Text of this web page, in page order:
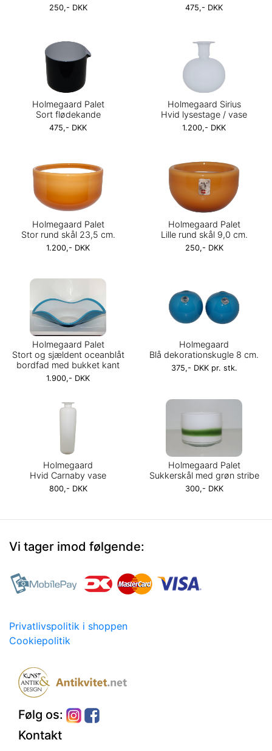
250,- DKK 475,- DKK
Holmegaard Palet
Sort flødekande
475,- DKK
Holmegaard Sirius
Hvid lysestage / vase
1.200,- DKK
Holmegaard Palet
Stor rund skål 23,5 cm.
1.200,- DKK
Holmegaard Palet
Lille rund skål 9,0 cm.
250,- DKK
Holmegaard Palet
Stort og sjældent oceanblåt
bordfad med bukket kant
1.900,- DKK
Holmegaard
Blå dekorationskugle 8 cm.
375,- DKK pr. stk.
Holmegaard
Hvid Carnaby vase
800,- DKK
Holmegaard Palet
Sukkerskål med grøn stribe
300,- DKK
Vi tager imod følgende:
Privatlivspolitik i shoppen
Cookiepolitik
Følg os:
Kontakt